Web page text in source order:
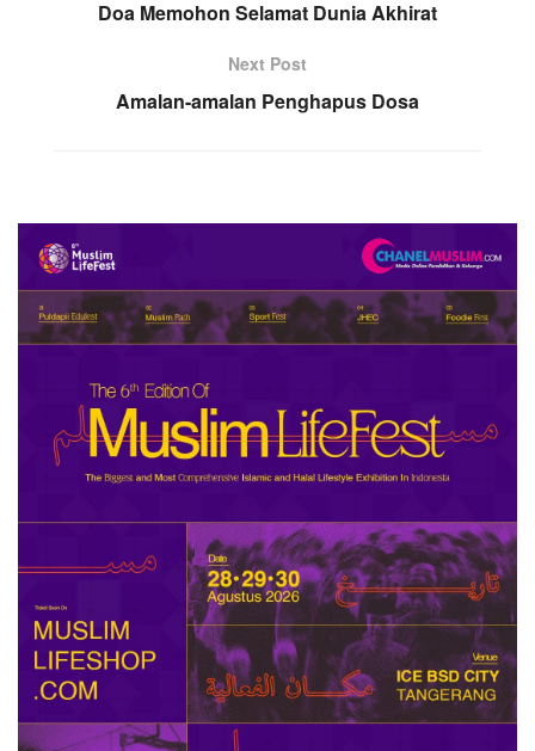
Doa Memohon Selamat Dunia Akhirat
Next Post
Amalan-amalan Penghapus Dosa